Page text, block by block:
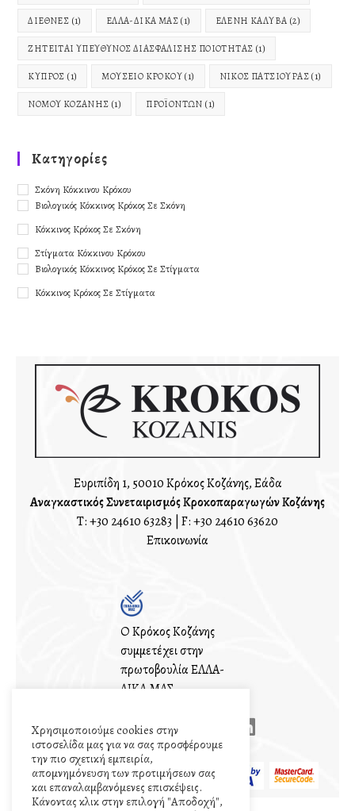
ΔΙΕΘΝΈΣ (1) ΕΛΛΑ-ΔΙΚΑ ΜΑΣ(1) ΕΛΈΝΗ ΚΑΛΎΒΑ (2)
ΖΗΤΕΊΤΑΙ ΥΠΕΎΘΥΝΟΣ ΔΙΑΣΦΆΛΙΣΗΣ ΠΟΙΌΤΗΤΑΣ (1)
ΚΎΠΡΟΣ (1) ΜΟΥΣΕΊΟ ΚΡΌΚΟΥ(1) ΝΊΚΟΣ ΠΑΤΣΙΟΎΡΑΣ(1)
ΝΟΜΟΎ ΚΟΖΆΝΗΣ (1) ΠΡΟΪΌΝΤΩΝ (1)
Kατηγορίες
Σκόνη Κόκκινου Κρόκου
Βιολογικός Κόκκινος Κρόκος Σε Σκόνη
Κόκκινος Κρόκος Σε Σκόνη
Στίγματα Κόκκινου Κρόκου
Βιολογικός Κόκκινος Κρόκος Σε Στίγματα
Κόκκινος Κρόκος Σε Στίγματα
Ευριπίδη 1, 50010 Κρόκος Κοζάνης, Ελλάδα
Αναγκαστικός Συνεταιρισμός Κροκοπαραγωγών Κοζάνης
T:+30 24610 63283 | F: +30 24610 63620
Επικοινωνία
Ο Κρόκος Κοζάνης
συμμετέχει στην
πρωτοβουλία ΕΛΛΑ-
ΔΙΚΑ ΜΑΣ
Χρησιμοποιούμε cookies στην
ιστοσελίδα μας για να σας προσφέρουμε
την πιο σχετική εμπειρία,
απομνημόνευση των προτιμήσεων σας
και επαναλαμβανόμενες επισκέψεις.
Κάνοντας κλικ στην επιλογή "Αποδοχή",